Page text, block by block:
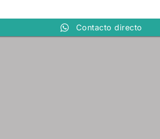
Contacto directo